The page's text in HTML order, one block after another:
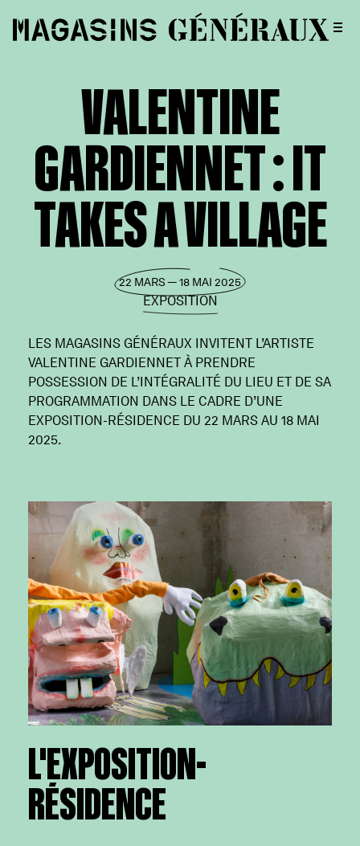
VALENTINE
GARDIENNET : IT
TAKES A VILLAGE
22 MARS — 18 MAI 2025
EXPOSITION
LES MAGASINS GÉNÉRAUX INVITENT L’ARTISTE
VALENTINE GARDIENNET À PRENDRE
POSSESSION DE L’INTÉGRALITÉ DU LIEU ET DE SA
PROGRAMMATION DANS LE CADRE D’UNE
EXPOSITION-RÉSIDENCE DU 22 MARS AU 18 MAI
2025.
L'EXPOSITION-
RÉSIDENCE